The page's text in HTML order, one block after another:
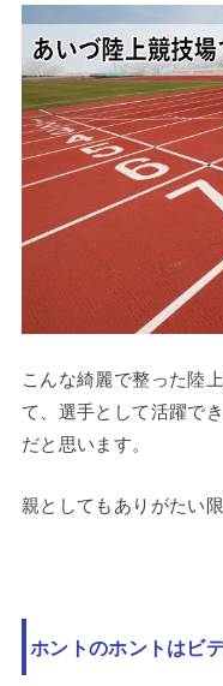
こんな綺麗で整った陸
て、選手として活躍で
だと思います。
親としてもありがたい
ホントのホントはビ